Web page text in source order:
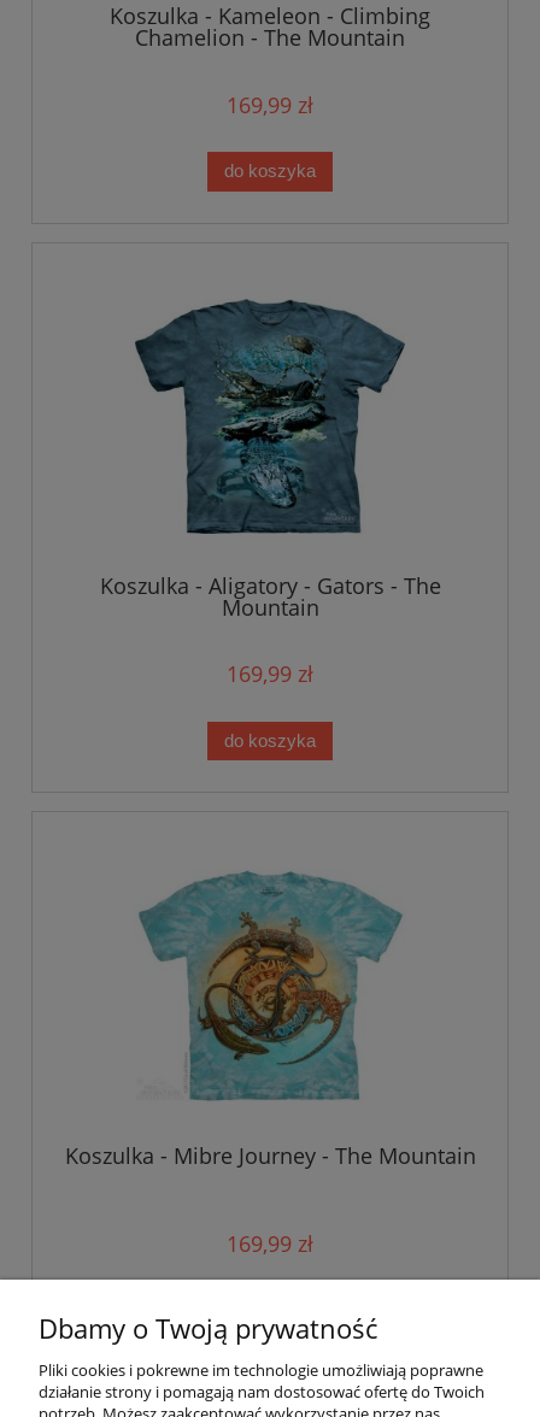
Koszulka - Kameleon - Climbing
Chamelion - The Mountain
169,99 zł
do koszyka
Koszulka - Aligatory - Gators - The
Mountain
169,99 zł
do koszyka
Koszulka - Mibre Journey - The Mountain
169,99 zł
Dbamy o Twoją prywatność
Pliki cookies i pokrewne im technologie umożliwiają poprawne
działanie strony i pomagają nam dostosować ofertę do Twoich